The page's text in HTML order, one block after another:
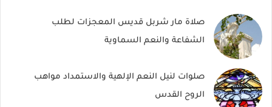
صلاة مار شربل قديس المعجزات لطلب
الشفاعة والنعم السماوية
صلوات لنيل النعم الإلهية والاستمداد مواهب
الروح القدس